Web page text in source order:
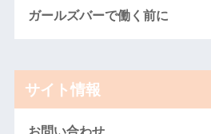
ガールズバーで働く前に
サイト情報